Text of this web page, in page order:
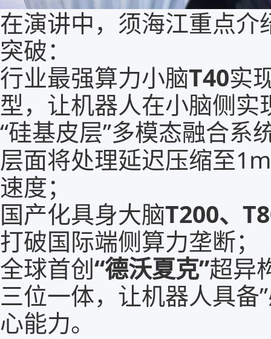
在演讲中，须海江重点
突破：
行业最强算力小脑T40实
型，让机器人在小脑侧实
“硅基皮层”多模态融合
层面将处理延迟压缩至
速度；
国产化具身大脑T200、
打破国际端侧算力垄断；
全球首创“德沃夏克”超异
三位一体，让机器人具备
心能力。